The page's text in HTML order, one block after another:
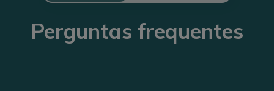
Perguntas frequentes